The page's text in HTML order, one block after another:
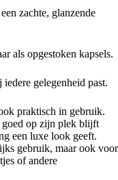
zachte, glanzende
als opgestoken kapsels.
gelegenheid past.
praktisch in gebruik.
goed op zijn plek blijft
een luxe look geeft.
gebruik, maar ook voor
of andere